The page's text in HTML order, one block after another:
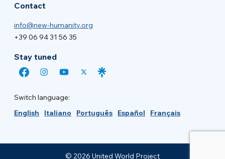
Contact
info@new-humanity.org
+39 06 94 31 56 35
Stay tuned
Switch language:
English
Italiano Português Español Français
© 2026 United World Project